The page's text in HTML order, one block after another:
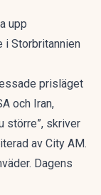
upp
i Storbritannien
prisläget
och Iran,
större”, skriver
av City AM.
Dagens